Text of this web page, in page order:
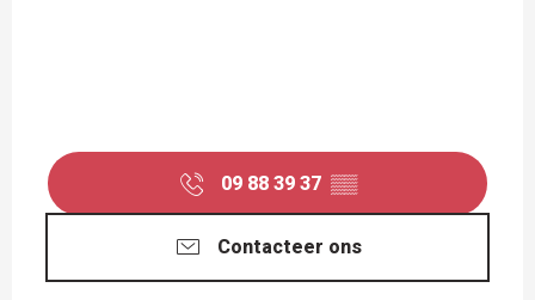
09 88 39 37 ▒▒
Contacteer ons